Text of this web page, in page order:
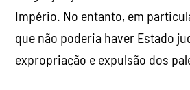
Império. No entanto, em
que não poderia haver Estado
expropriação e expulsão dos